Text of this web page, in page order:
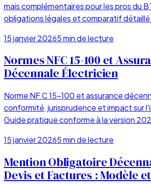
mais complémentaires pour les pros du
obligations légales et comparatif détaillé.
15 janvier 20265min de lecture
Normes NFC 15-100 et
Décennale Électricien
Norme NF C 15-100 et assurance
conformité, jurisprudence et impact sur
Guide pratique conforme à la version
15 janvier 20265min de lecture
Mention Obligatoire
Devis et Factures : Modèle